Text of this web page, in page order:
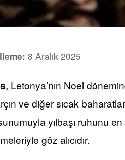
8 Aralık 2025
, Letonya’nın Noel
ve diğer sıcak
yılbaşı ruhunu en
göz alıcıdır.